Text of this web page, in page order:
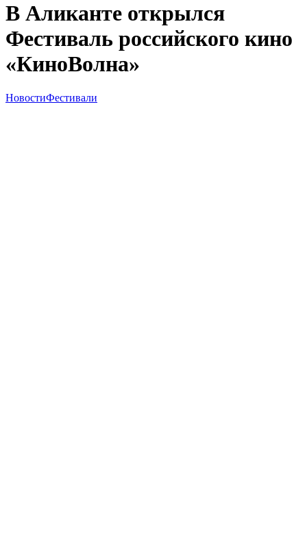
В Аликанте открылся
Фестиваль российского кино
«КиноВолна»
НовостиФестивали